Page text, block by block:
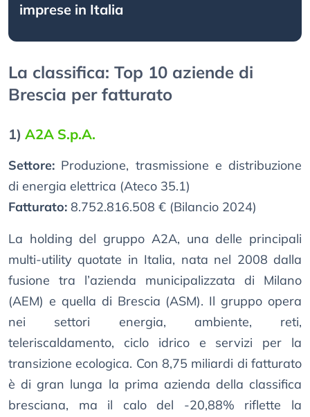
imprese in Italia
La classifica: Top 10 aziende di
Brescia per fatturato
1) A2A S.p.A.
Settore: Produzione, trasmissione e distribuzione
di energia elettrica (Ateco 35.1)
Fatturato: 8.752.816.508 € (Bilancio 2024)
La holding del gruppo A2A, una delle principali
multi-utility quotate in Italia, nata nel 2008 dalla
fusione tra l’azienda municipalizzata di Milano
(AEM) e quella di Brescia (ASM). Il gruppo opera
nei settori energia, ambiente, reti,
teleriscaldamento, ciclo idrico e servizi per la
transizione ecologica. Con 8,75 miliardi di fatturato
è di gran lunga la prima azienda della classifica
bresciana, ma il calo del -20,88% riflette la